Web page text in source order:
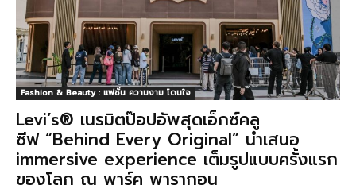
Fashion & Beauty : แฟชั่น ความงาม โดนใจ
Levi’s® เนรมิตป๊อปอัพสุดเอ็กซ์คลู
ซีฟ “Behind Every Original” นำเสนอ
immersive experience เต็มรูปแบบครั้งแรก
ของโลก ณ พาร์ค พารากอน